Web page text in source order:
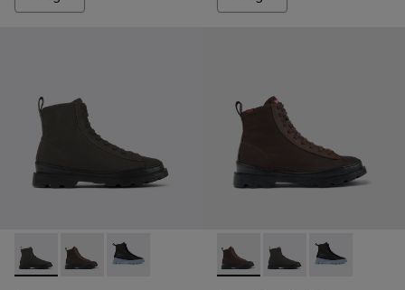
Brutus - K400621-010 - Botina de dona de teixit i nubuc en
Brutus - K400621-013 - Bota de dona de color marró
Brutus - K400621-004 - Black
Brutus PrimaLoft® -
Brutus PrimaLoft® -
Brutus